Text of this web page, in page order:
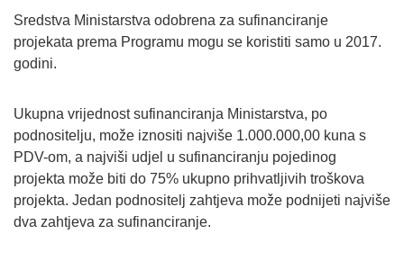
Sredstva Ministarstva odobrena za sufinanciranje
projekata prema Programu mogu se koristiti samo u 2017.
godini.
Ukupna vrijednost sufinanciranja Ministarstva, po
podnositelju, može iznositi najviše 1.000.000,00 kuna s
PDV-om, a najviši udjel u sufinanciranju pojedinog
projekta može biti do 75% ukupno prihvatljivih troškova
projekta. Jedan podnositelj zahtjeva može podnijeti najviše
dva zahtjeva za sufinanciranje.